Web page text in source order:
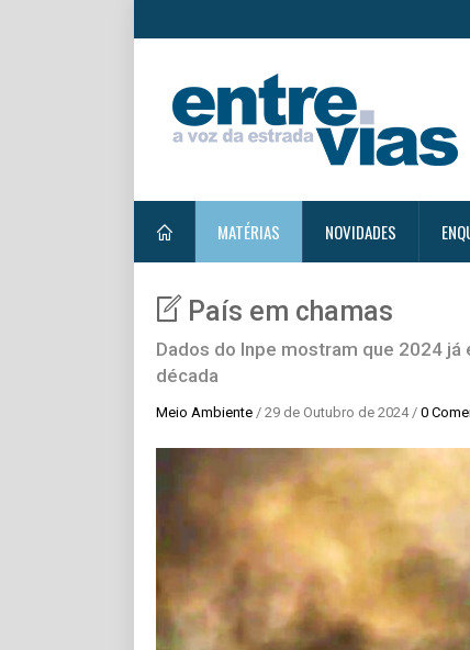
MATÉRIAS NOVIDADES
País em chamas
Dados do Inpe mostram que 2024
década
Meio Ambiente / 29 de Outubro de 2024 / 0